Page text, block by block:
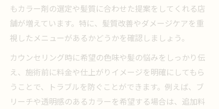
もカラー剤の選定や髪質に合わせた提案をしてくれる店
舗が増えています。特に、髪質改善やダメージケアを重
視したメニューがあるかどうかを確認しましょう。
カウンセリング時に希望の色味や髪の悩みをしっかり伝
え、施術前に料金や仕上がりイメージを明確にしてもら
うことで、トラブルを防ぐことができます。例えば、ブ
リーチや透明感のあるカラーを希望する場合は、追加料